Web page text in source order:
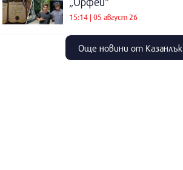
15:14 | 05 август 26
Още новини от Казанлък